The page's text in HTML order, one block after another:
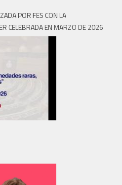
POR FES CON LA
CELEBRADA EN MARZO DE 2026